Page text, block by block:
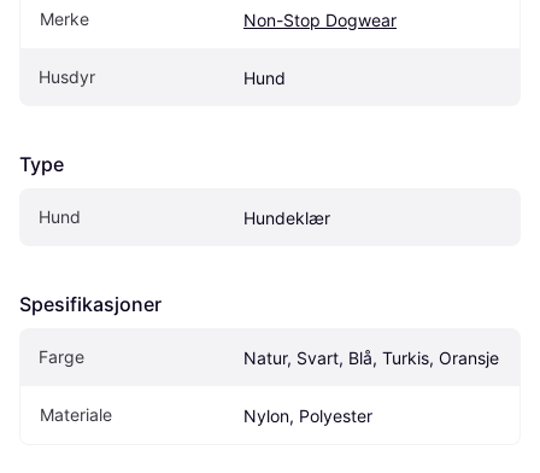
Merke Non-Stop Dogwear
Husdyr Hund
Type
Hund Hundeklær
Spesifikasjoner
Farge Natur, Svart, Blå, Turkis, Oransje
Materiale Nylon, Polyester